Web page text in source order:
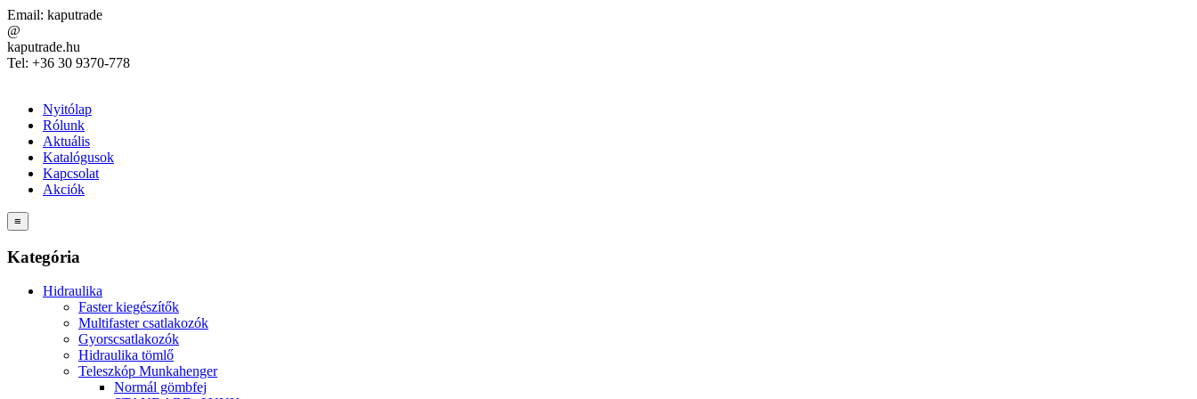
Email: kaputrade
@
kaputrade.hu
Tel: +36 30 9370-778
Nyitólap
Rólunk
Aktuális
Katalógusok
Kapcsolat
Akciók
≡
Kategória
Hidraulika
Faster kiegészítők
Multifaster csatlakozók
Gyorscsatlakozók
Hidraulika tömlő
Teleszkóp Munkahenger
Normál gömbfej